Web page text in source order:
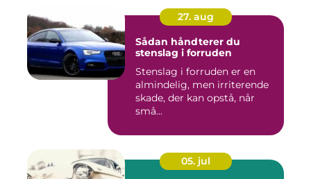
27. aug
Sådan håndterer du
stenslag i forruden
Stenslag i forruden er en
almindelig, men irriterende
skade, der kan opstå, når
små...
05. jul